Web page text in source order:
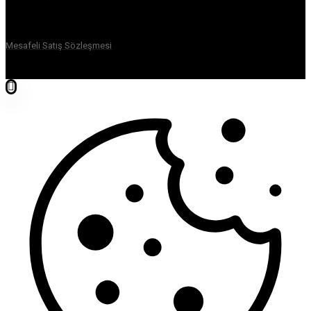
Mesafeli Satış Sözleşmesi